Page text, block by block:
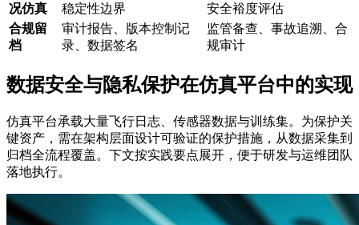
况仿真
稳定性边界
安全裕度评估
合规留
档
审计报告、版本控制记
录、数据签名
监管备查、事故追溯、合
规审计
数据安全与隐私保护在仿真平台中的实现
仿真平台承载大量飞行日志、传感器数据与训练集。为保护关
键资产，需在架构层面设计可验证的保护措施，从数据采集到
归档全流程覆盖。下文按实践要点展开，便于研发与运维团队
落地执行。